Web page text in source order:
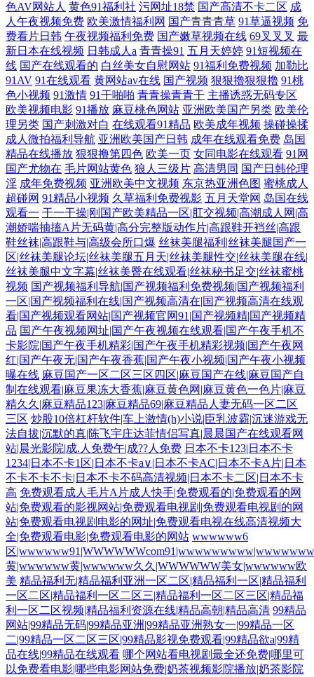
色AV网站人 黄色91福利社 污网址18禁 国产高清不卡二区 成
人午夜视频免费 欧美激情福利网 国产青青青草 91草逼视频 免
费看片日韩 午夜视频福利免费 国产嫩草视频在线 69叉叉叉 最
新日本在线视频 日韩成人a 青青操91 五月天婷婷 91短视频在
线 国产在线观看的 白丝美女自慰网站 91福利免费视频 加勒比
91AV 91在线观看 黄网站av在线 国产视频 狠狠擼狠狠擼 91桃
色小视频 91激情 91干啪啪 青青操青青干 主播诱惑无码专区
欧美视频电影 91播放 麻豆桃色网站 亚洲欧美国产另类 欧美伦
理另类 国产刺激对白 在线观看91精品 欧美成年视频 操碰操揉
成人微拍福利导航 亚洲欧美国产日韩 成年在线观看免费 岛国
精品在线播放 狠狠撸第四色 欧美一页 女同电影在线观看 91网
国产尤物在 毛片网站黄色 狼人三级片 高清男同 国产日韩伦理
淫 成年免费视频 亚洲欧美中文视频 东京热亚洲色图 蜜桃成人
超碰网 91精品小视频 久草福利免费视影 五月天堂网 岛国在线
观看一 干一干操|刚国产欧美精品一区|肛交视频|高潮成人网|高
潮娇喘抽搐A片无码黄|高分完整版动作片|高跟鞋开裆丝|高跟
鞋丝袜|高跟鞋与|高级会所口爆 丝袜美腿福利|丝袜美腿国产一
区|丝袜美腿论坛|丝袜美腿五月天|丝袜美腿性交|丝袜美腿在线|
丝袜美腿中文字幕|丝袜美臀在线观看|丝袜秘书足交|丝袜蜜桃
视频 国产视频福利导航|国产视频福利免费视频|国产视频福利
一区|国产视频福利在线|国产视频高清在|国产视频高清在线观
看|国产视频观看网站|国产视频官网91|国产视频精|国产视频精
品 国产午夜视频网址|国产午夜视频在线观看|国产午夜手机不
卡影院|国产午夜手机精彩|国产午夜手机精彩视频|国产午夜网
红|国产午夜无|国产午夜香蕉|国产午夜小视频|国产午夜小视频
曝在线 麻豆国产一区二区三区四区|麻豆国产在线|麻豆国产自
制在线观看|麻豆果冻大香蕉|麻豆黄色网|麻豆黄色一色片|麻豆
精久久|麻豆精品123|麻豆精品69|麻豆精品人妻无码一区二区
三区 炒股10倍杠杆软件|车上激情(h)小说|臣乳波霸|沉迷游戏无
法自拔|沉默的真|陈飞宇庄达菲情侣写真|晨晨国产在线观看网
站|晨光影院|成.人免费午|成??人免费 日本不卡123|日本不卡
1234|日本不卡1区|日本不卡a∨|日本不卡AC|日本不卡A片|日本
不卡不卡不卡|日本不卡不码高清视频|日本不卡二区|日本不卡
高 免费观看成人毛片A片成人快手|免费观看的|免费观看的网
站|免费观看的影视网站|免费观看电视剧|免费观看电视剧的网
站|免费观看电视剧电影的网址|免费观看电视在线高清视频大
全|免费观看电影|免费观看电影的网站 wwwwww6
区
黄|wwwwww黄|wwwwww久久|WWWWWW美女|wwwwww欧
美 精品福利无|精品福利亚洲一区二区|精品福利一区|精品福利
一区二区|精品福利一区二区三|精品福利一区二区三区|精品福
利一区二区视频|精品福利资源在线|精品高朝|精品高清 99精品
网站|99精品无码|99精品亚洲|99精品亚洲熟女一|99精品一区
二|99精品一区二区三区|99精品影视免费观看|99精品欲a|99精
品在线|99精品在线观看 哪个网站看电视剧最全还免费|哪里可
以免费看电影|哪些电影网站免费|奶茶视频影院播放|奶茶影院